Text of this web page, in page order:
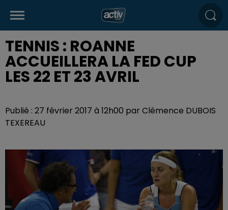
TENNIS : ROANNE
ACCUEILLERA LA FED CUP
LES 22 ET 23 AVRIL
Publié : 27 février 2017 à 12h00 par Clémence DUBOIS
TEXEREAU